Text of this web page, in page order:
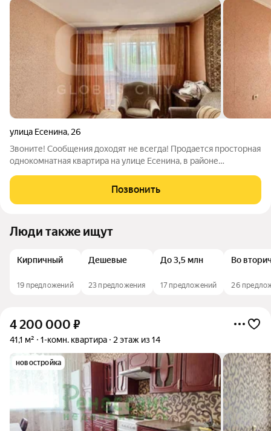
улица Есенина, 26
Звоните! Сообщения доходят не всегда! Продается просторная
однокомнатная квартира на улице Есенина, в районе
панельного дома, построенного в 1993 году. Квартира теплая,
окна выходят на улицу.
Позвонить
Люди также ищут
Кирпичный
19 предложений
Дешевые
23 предложения
До 3,5 млн
17 предложений
Во
26
4 200 000 ₽
41,1 м² 1-комн. квартира 2 этаж из 14
новостройка